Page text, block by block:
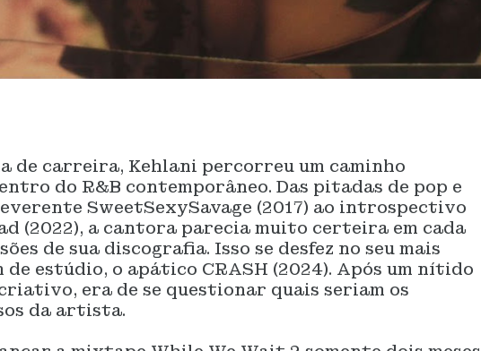
de carreira, Kehlani percorreu um caminho
do R&B contemporâneo. Das pitadas de pop e
SweetSexySavage (2017) ao introspectivo
(2022), a cantora parecia muito certeira em cada
de sua discografia. Isso se desfez no seu mais
de estúdio, o apático CRASH (2024). Após um nítido
era de se questionar quais seriam os
da artista.